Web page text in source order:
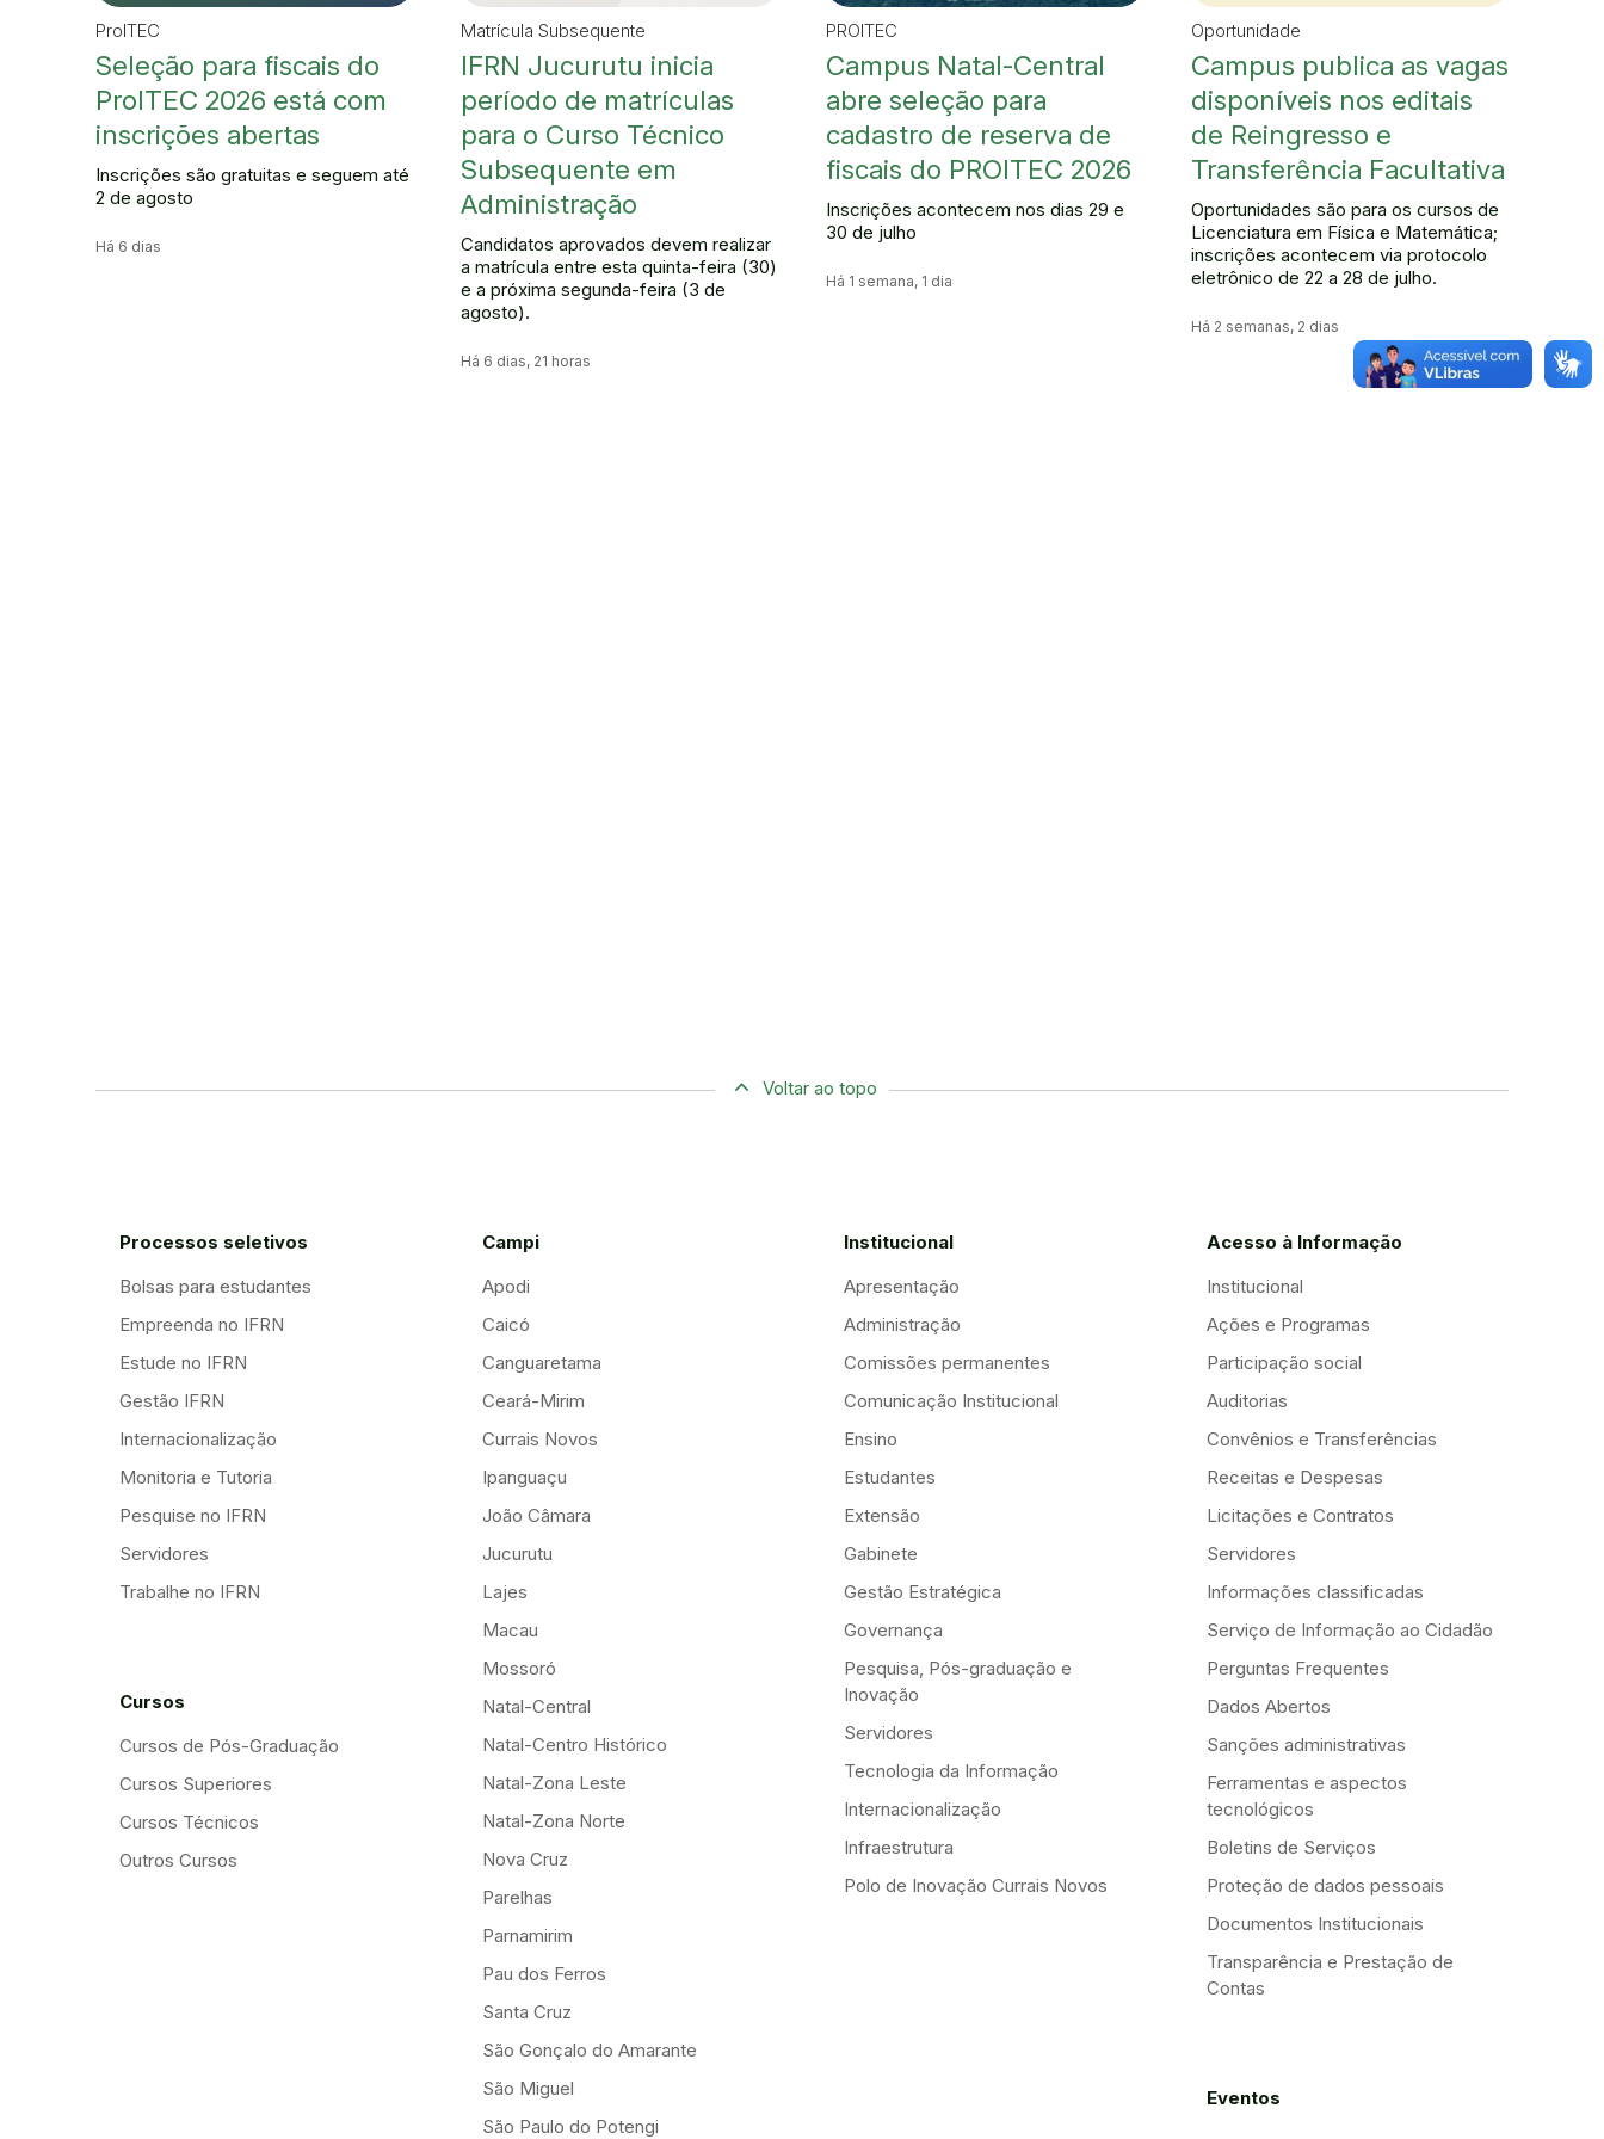
ProITEC
Seleção para fiscais do
ProITEC 2026 está com
inscrições abertas
Inscrições são gratuitas e seguem até
2 de agosto
Há 6 dias
Matrícula Subsequente
IFRN Jucurutu inicia
período de matrículas
para o Curso Técnico
Subsequente em
Administração
Candidatos aprovados devem realizar
a matrícula entre esta quinta-feira (30)
e a próxima segunda-feira (3 de
agosto).
Há 6 dias, 21 horas
PROITEC
Campus Natal-Central
abre seleção para
cadastro de reserva de
fiscais do PROITEC 2026
Inscrições acontecem nos dias 29 e
30 de julho
Há 1 semana, 1 dia
Oportunidade
Campus publica as vagas
disponíveis nos editais
de Reingresso e
Transferência Facultativa
Oportunidades são para os cursos de
Licenciatura em Física e Matemática;
inscrições acontecem via protocolo
eletrônico de 22 a 28 de julho.
Há 2 semanas, 2 dias
Voltar ao topo
Processos seletivos
Bolsas para estudantes
Empreenda no IFRN
Estude no IFRN
Gestão IFRN
Internacionalização
Monitoria e Tutoria
Pesquise no IFRN
Servidores
Trabalhe no IFRN
Cursos
Cursos de Pós-Graduação
Cursos Superiores
Cursos Técnicos
Outros Cursos
Campi
Apodi
Caicó
Canguaretama
Ceará-Mirim
Currais Novos
Ipanguaçu
João Câmara
Jucurutu
Lajes
Macau
Mossoró
Natal-Central
Natal-Centro Histórico
Natal-Zona Leste
Natal-Zona Norte
Nova Cruz
Parelhas
Parnamirim
Pau dos Ferros
Santa Cruz
São Gonçalo do Amarante
São Miguel
São Paulo do Potengi
Institucional
Apresentação
Administração
Comissões permanentes
Comunicação Institucional
Ensino
Estudantes
Extensão
Gabinete
Gestão Estratégica
Governança
Pesquisa, Pós-graduação e
Inovação
Servidores
Tecnologia da Informação
Internacionalização
Infraestrutura
Polo de Inovação Currais Novos
Acesso à Informação
Institucional
Ações e Programas
Participação social
Auditorias
Convênios e Transferências
Receitas e Despesas
Licitações e Contratos
Servidores
Informações classificadas
Serviço de Informação ao Cidadão
Perguntas Frequentes
Dados Abertos
Sanções administrativas
Ferramentas e aspectos
tecnológicos
Boletins de Serviços
Proteção de dados pessoais
Documentos Institucionais
Transparência e Prestação de
Contas
Eventos